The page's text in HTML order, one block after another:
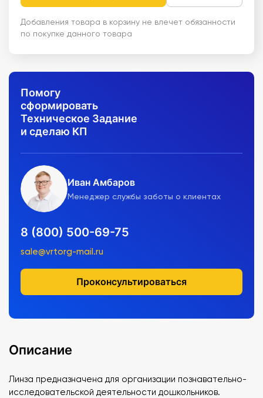
Добавления товара в корзину не влечет обязанности
по покупке данного товара
Помогу
сформировать
Техническое Задание
и сделаю КП
Иван Амбаров
Менеджер службы заботы о клиентах
8 (800) 500-69-75
sale@vrtorg-mail.ru
Проконсультироваться
Описание
Линза предназначена для организации познавательно-
исследовательской деятельности дошкольников.